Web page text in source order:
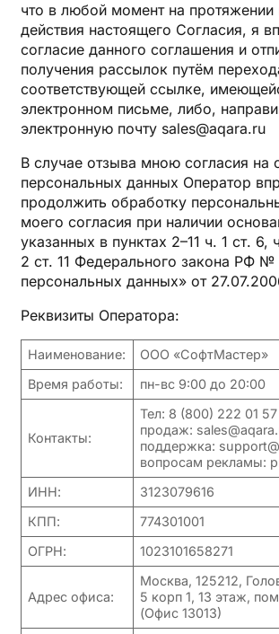
что в любой момент на протяжении
действия настоящего Согласия, я
согласие данного соглашения и
получения рассылок путём
соответствующей ссылке,
электронном письме, либо,
электронную почту sales@aqara.ru
В случае отзыва мною согласия на
персональных данных Оператор
продолжить обработку
моего согласия при наличии
указанных в пунктах 2–11 ч. 1 ст. 6,
2 ст. 11 Федерального закона РФ
персональных данных» от
Реквизиты Оператора:
Наименование:
ООО «СофтМастер»
Время работы:
пн-вс 9:00 до 20:00
Контакты:
Тел: 8 (800) 222 01
продаж:
поддержка:
вопросам рекламы:
ИНН:
3123079616
КПП:
774301001
ОГРН:
1023101658271
Адрес офиса:
Москва, 125212,
5 корп 1, 13 этаж,
(Офис 13013)